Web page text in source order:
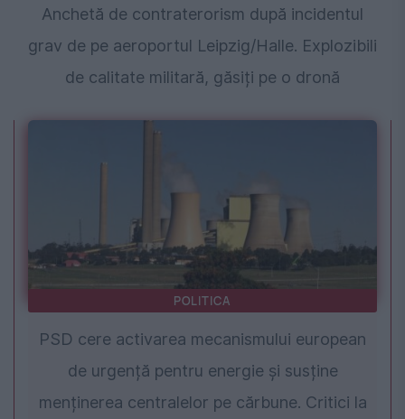
Anchetă de contraterorism după incidentul
grav de pe aeroportul Leipzig/Halle. Explozibili
de calitate militară, găsiți pe o dronă
POLITICA
PSD cere activarea mecanismului european
de urgență pentru energie și susține
menținerea centralelor pe cărbune. Critici la